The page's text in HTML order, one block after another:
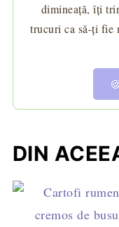
dimineață, îți
trucuri ca să-ți fie
DIN